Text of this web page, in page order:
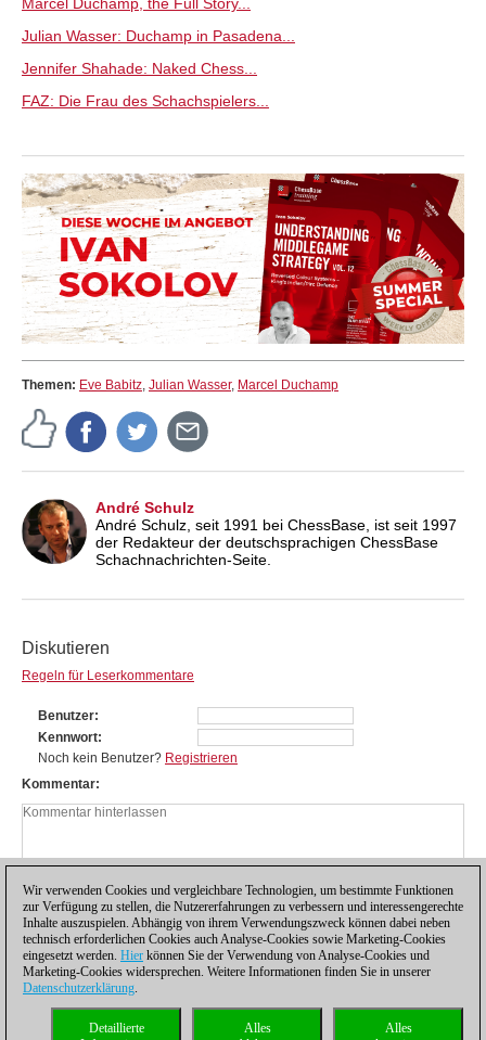
Julian Wasser: Duchamp in Pasadena...
Jennifer Shahade: Naked Chess...
FAZ: Die Frau des Schachspielers...
Themen: Eve Babitz Julian Wasser, Marcel Duchamp
André Schulz
André Schulz, seit 1991 bei ChessBase, ist seit 1997
der Redakteur der deutschsprachigen ChessBase
Schachnachrichten-Seite.
Diskutieren
Regeln für Leserkommentare
Benutzer
Kennwort
Noch kein Benutzer? Registrieren
Kommentar
Datenschutzhinweis| Kontakt| |Lizenzen
Wir verwenden Cookies und vergleichbare Technologien, um bestimmte Funktionen
zur Verfügung zu stellen, die Nutzererfahrungen zu verbessern und interessengerechte
Inhalte auszuspielen. Abhängig von ihrem Verwendungszweck können dabei neben
technisch erforderlichen Cookies auch Analyse-Cookies sowie Marketing-Cookies
eingesetzt werden. Hier können Sie der Verwendung von Analyse-Cookies und
Marketing-Cookies widersprechen. Weitere Informationen finden Sie in unserer
Datenschutzerklärung.
Alles
Alles
Detaillierte